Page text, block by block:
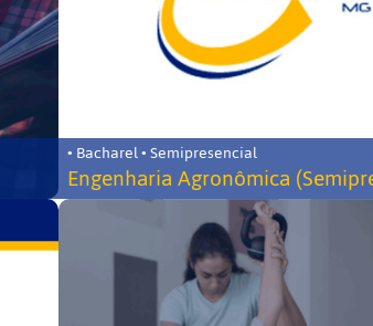
• Bacharel • Semipresencial
Engenharia Agronômica